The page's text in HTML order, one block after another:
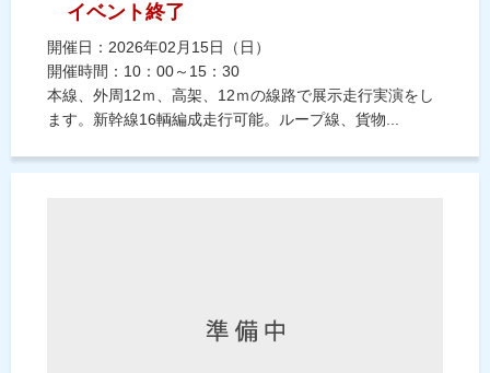
イベント終了
開催日：2026年02月15日（日）
開催時間：10：00～15：30
本線、外周12ｍ、高架、12ｍの線路で展示走行実演をし
ます。新幹線16輌編成走行可能。ループ線、貨物...